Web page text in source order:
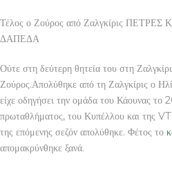
Τέλος ο Ζούρος από Ζαλγκίρις
ΔΑΠΕΔΑ
Ούτε στη δεύτερη θητεία του στη
Ζούρος.Απολύθηκε από τη Ζαλγκίρις ο
είχε οδηγήσει την ομάδα του Κάουνας το
πρωταθλήματος, του Κυπέλλου και της
της επόμενης σεζόν απολύθηκε. Φέτος το
απομακρύνθηκε ξανά.